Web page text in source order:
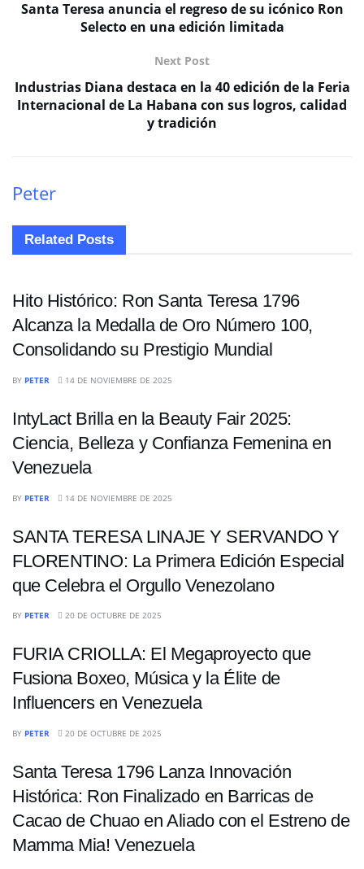
Santa Teresa anuncia el regreso de su icónico Ron
Selecto en una edición limitada
Next Post
Industrias Diana destaca en la 40 edición de la Feria
Internacional de La Habana con sus logros, calidad
y tradición
Peter
Related Posts
ENTRETENIMIENTO
Hito Histórico: Ron Santa Teresa 1796
Alcanza la Medalla de Oro Número 100,
Consolidando su Prestigio Mundial
BY PETER 14 DE NOVIEMBRE DE 2025
IntyLact Brilla en la Beauty Fair 2025:
Ciencia, Belleza y Confianza Femenina en
Venezuela
BY PETER 14 DE NOVIEMBRE DE 2025
SANTA TERESA LINAJE Y SERVANDO Y
FLORENTINO: La Primera Edición Especial
que Celebra el Orgullo Venezolano
BY PETER 20 DE OCTUBRE DE 2025
FURIA CRIOLLA: El Megaproyecto que
Fusiona Boxeo, Música y la Élite de
Influencers en Venezuela
BY PETER 20 DE OCTUBRE DE 2025
Santa Teresa 1796 Lanza Innovación
Histórica: Ron Finalizado en Barricas de
Cacao de Chuao en Aliado con el Estreno de
Mamma Mia! Venezuela